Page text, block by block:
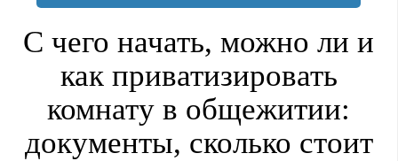
С чего начать, можно ли и
как приватизировать
комнату в общежитии:
документы, сколько стоит